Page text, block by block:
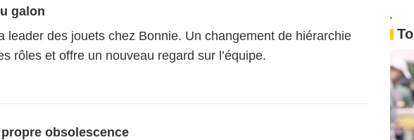
galon
leader des jouets chez Bonnie. Un changement de hiérarchie
rôles et offre un nouveau regard sur l’équipe.
obsolescence
'